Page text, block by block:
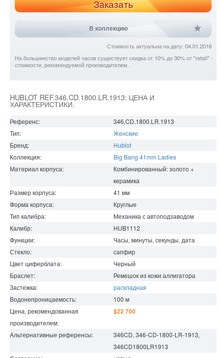
Заказать
В коллекцию
Стоимость актуальна на дату: 04.01.2016
На большинство моделей часов существует скидка от 10% до 30% от "retail" -
стоимости, рекомендуемой производителем.
HUBLOT REF.346.CD.1800.LR.1913: ЦЕНА И
ХАРАКТЕРИСТИКИ.
Референс:
346.CD.1800.LR.1913
Тип:
Женские
Бренд:
Hublot
Коллекция:
Big Bang 41mm Ladies
Материал корпуса:
Комбинированный: золото +
керамика
Размер корпуса:
41 мм
Форма корпуса:
Круглые
Тип калибра:
Механика с автоподзаводом
Калибр:
HUB1112
Функции:
Часы, минуты, секунды, дата
Стекло:
сапфир
Цвет циферблата:
Черный
Браслет:
Ремешок из кожи аллигатора
Застежка:
раскладная
Водонепроницаемость: 100 м
Цена, рекомендованная
производителем:
$22 700
Альтернативные референсы:
346CD, 346-CD-1800-LR-1913,
346CD1800LR1913